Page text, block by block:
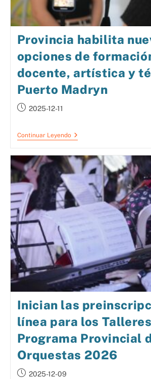
Provincia habilita
opciones de
docente, artística y
Puerto Madryn
2025-12-11
Continuar Leyendo
Inician las
línea para los
Programa Provincial
Orquestas 2026
2025-12-09